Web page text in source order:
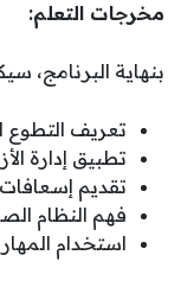
مخرجات التعلم:
بنهاية البرنامج،
تعريف
تطبيق إدارة
تقديم إسعافات
فهم النظام
استخدام